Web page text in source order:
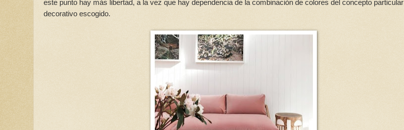
este punto hay más libertad, a la vez que hay dependencia de la combinación de colores del concepto particular
decorativo escogido.